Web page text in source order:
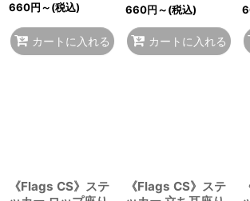
660円～(税込)
カートに入れる
660円～(税込)
カートに入れる
《Flags CS》ステ
《Flags CS》ステ